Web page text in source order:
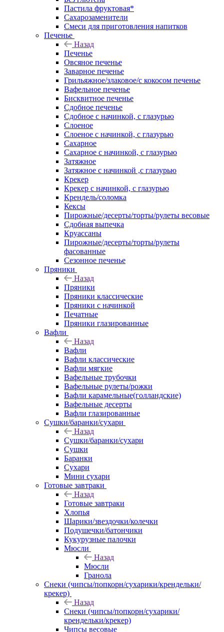
Пастила фруктовая*
Сахарозаменители
Смеси для приготовления напитков
Печенье
Назад
Печенье
Овсяное печенье
Заварное печенье
Грильяжное/злаковое/с кокосом печенье
Вафельное печенье
Бисквитное печенье
Сдобное печенье
Сдобное с начинкой, с глазурью
Слоеное
Слоеное с начинкой, с глазурью
Сахарное
Сахарное с начинкой, с глазурью
Затяжное
Затяжное с начинкой ,с глазурью
Крекер
Крекер с начинкой, с глазурью
Крендель/соломка
Кексы
Пирожные/десерты/торты/рулеты весовые
Сдобная выпечка
Круассаны
Пирожные/десерты/торты/рулеты
фасованные
Сезонное печенье
Пряники
Назад
Пряники
Пряники классические
Пряники с начинкой
Печатные
Пряники глазированные
Вафли
Назад
Вафли
Вафли классические
Вафли мягкие
Вафельные трубочки
Вафельные рулеты/рожки
Вафли карамельные(голландские)
Вафельные десерты
Вафли глазированные
Сушки/баранки/сухари
Назад
Сушки/баранки/сухари
Сушки
Баранки
Сухари
Мини сухари
Готовые завтраки
Назад
Готовые завтраки
Хлопья
Шарики/звездочки/колечки
Подушечки/батончики
Кукурузные палочки
Мюсли
Назад
Мюсли
Гранола
Снеки (чипсы/попкорн/сухарики/крендельки/
крекер)
Назад
Снеки (чипсы/попкорн/сухарики/
крендельки/крекер)
Чипсы весовые